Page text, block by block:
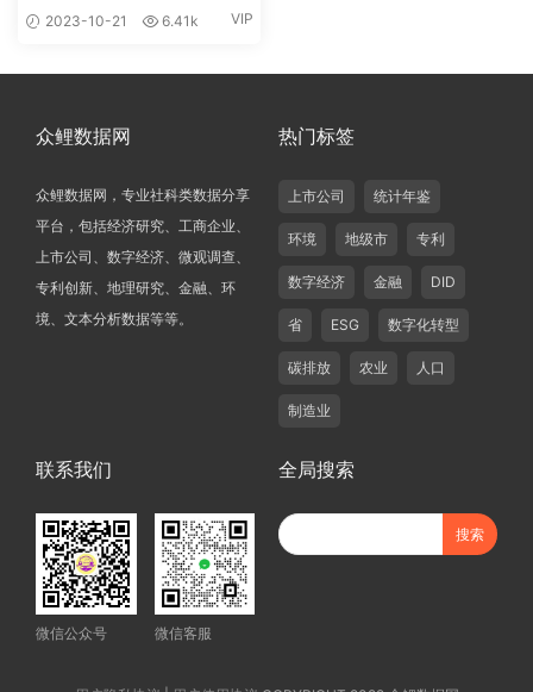
2006-2021年
2023-10-21 6.41k VIP
众鲤数据网
众鲤数据网，专业社科类数据分享
平台，包括经济研究、工商企业、
上市公司、数字经济、微观调查、
专利创新、地理研究、金融、环
境、文本分析数据等等。
热门标签
上市公司 统计年鉴
环境 地级市 专利
数字经济 金融 DID
省 ESG 数字化转型
碳排放 农业 人口
制造业
联系我们
微信公众号 微信客服
全局搜索